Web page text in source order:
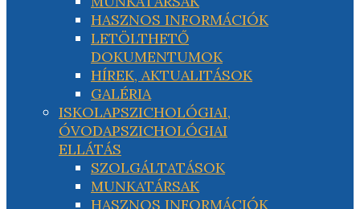
HASZNOS INFORMÁCIÓK
LETÖLTHETŐ
DOKUMENTUMOK
HÍREK, AKTUALITÁSOK
GALÉRIA
ISKOLAPSZICHOLÓGIAI,
ÓVODAPSZICHOLÓGIAI
ELLÁTÁS
SZOLGÁLTATÁSOK
MUNKATÁRSAK
HASZNOS INFORMÁCIÓK